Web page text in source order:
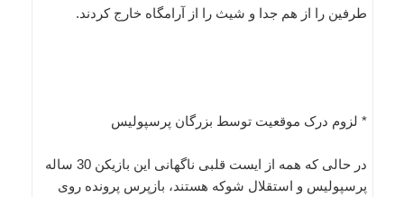
طرفین را از هم جدا و شیث را از آرامگاه خارج کردند.
* لزوم درک موقعیت توسط بزرگان پرسپولیس
در حالی که همه از ایست قلبی ناگهانی این بازیکن 30 ساله
پرسپولیس و استقلال شوکه هستند، بازپرس پرونده روی